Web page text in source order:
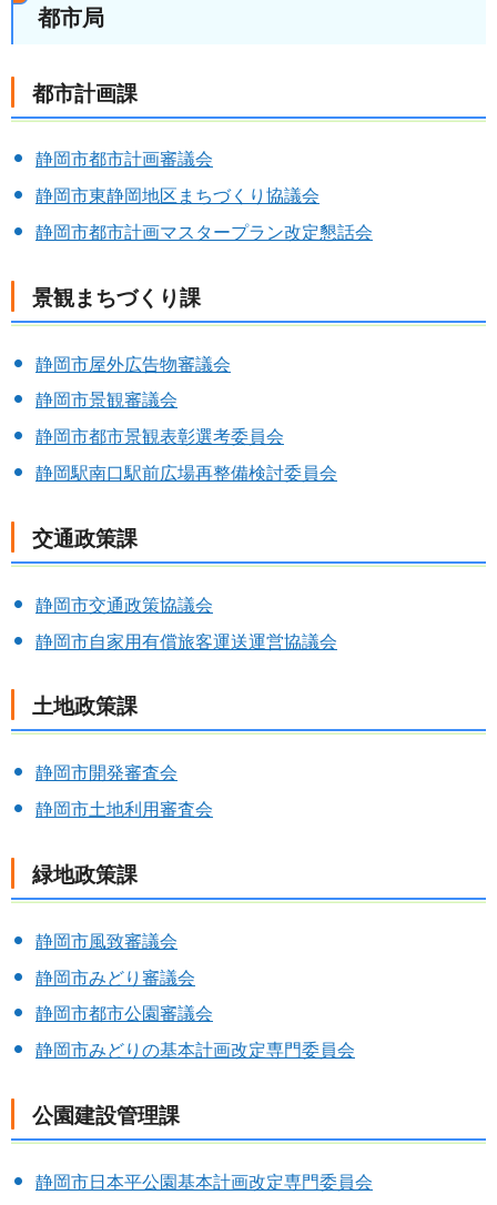
都市局
都市計画課
静岡市都市計画審議会
静岡市東静岡地区まちづくり協議会
静岡市都市計画マスタープラン改定懇話会
景観まちづくり課
静岡市屋外広告物審議会
静岡市景観審議会
静岡市都市景観表彰選考委員会
静岡駅南口駅前広場再整備検討委員会
交通政策課
静岡市交通政策協議会
静岡市自家用有償旅客運送運営協議会
土地政策課
静岡市開発審査会
静岡市土地利用審査会
緑地政策課
静岡市風致審議会
静岡市みどり審議会
静岡市都市公園審議会
静岡市みどりの基本計画改定専門委員会
公園建設管理課
静岡市日本平公園基本計画改定専門委員会